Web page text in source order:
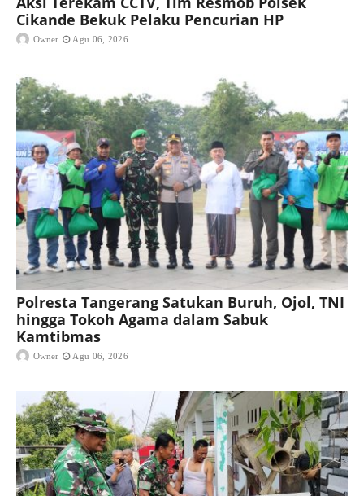
Cikande Bekuk Pelaku Pencurian HP
Owner Agu 06, 2026
Polresta Tangerang Satukan Buruh, Ojol, TNI
hingga Tokoh Agama dalam Sabuk
Kamtibmas
Owner Agu 06, 2026